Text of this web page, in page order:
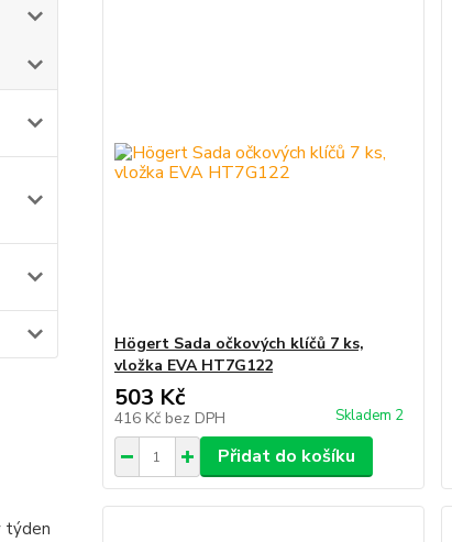
týden
Högert Sada očkových klíčů 7 ks,
vložka EVA HT7G122
503 Kč
416 Kč bez DPH Skladem 2
Přidat do košíku